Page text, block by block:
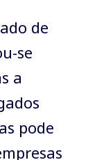
de
se
a
pode